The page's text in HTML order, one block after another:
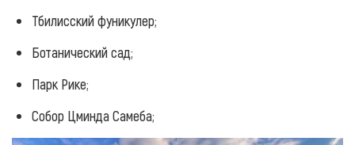
Тбилисский фуникулер;
Ботанический сад;
Парк Рике;
Собор Цминда Самеба;